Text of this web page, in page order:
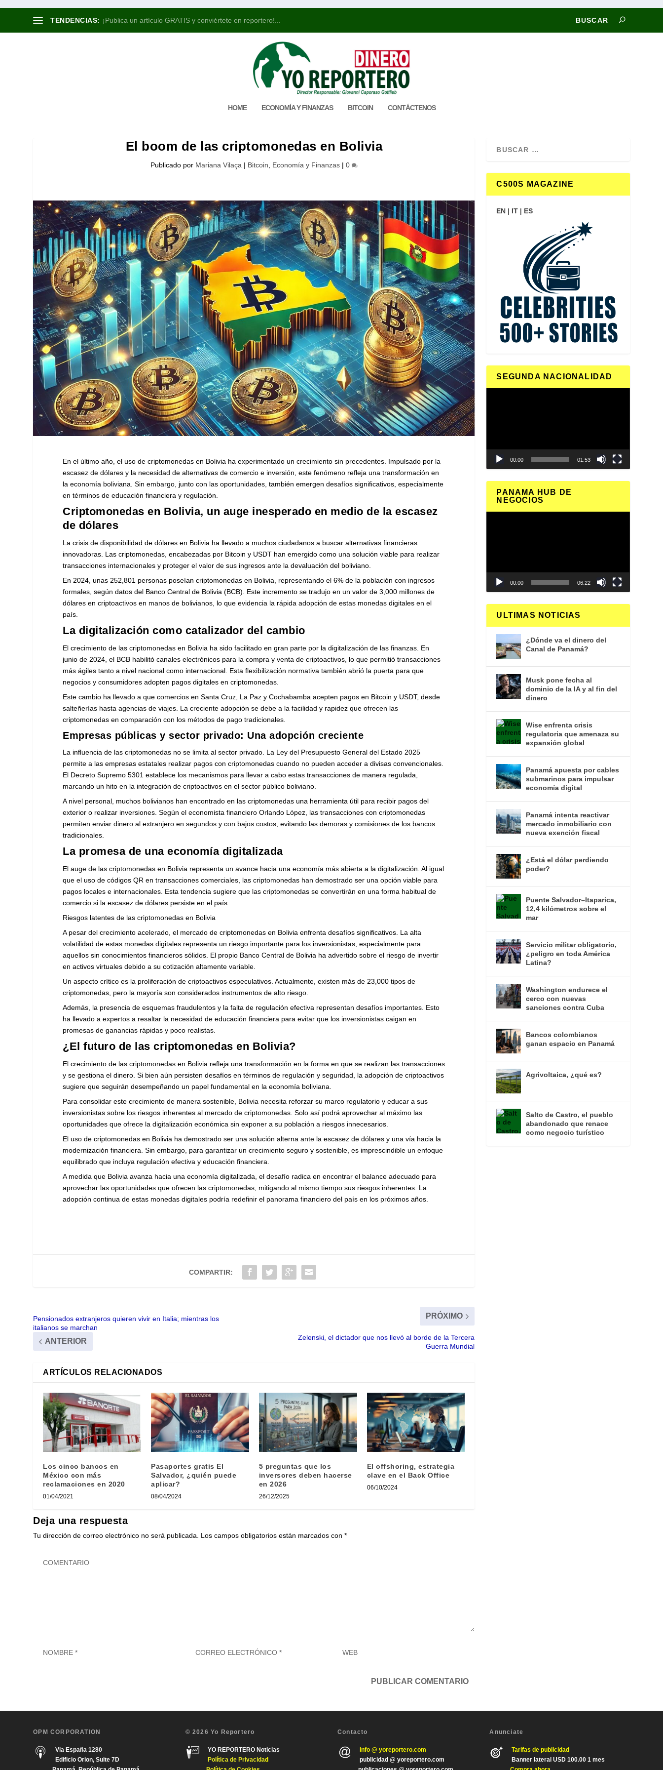
TENDENCIAS: ¡Publica un artículo GRATIS y conviértete en reportero!...
HOME ECONOMÍA Y FINANZAS BITCOIN CONTÁCTENOS
El boom de las criptomonedas en Bolivia
Publicado por Mariana Vilaça | Bitcoin Economía y Finanzas| 0
En el último año, el uso de criptomonedas en Bolivia ha experimentado un crecimiento sin precedentes. Impulsado por la
escasez de dólares y la necesidad de alternativas de comercio e inversión, este fenómeno refleja una transformación en
la economía boliviana. Sin embargo, junto con las oportunidades, también emergen desafíos significativos, especialmente
en términos de educación financiera y regulación.
Criptomonedas en Bolivia, un auge inesperado en medio de la escasez
de dólares
La crisis de disponibilidad de dólares en Bolivia ha llevado a muchos ciudadanos a buscar alternativas financieras
innovadoras. Las criptomonedas, encabezadas por Bitcoin y USDT han emergido como una solución viable para realizar
transacciones internacionales y proteger el valor de sus ingresos ante la devaluación del boliviano.
En 2024, unas 252,801 personas poseían criptomonedas en Bolivia, representando el 6% de la población con ingresos
formales, según datos del Banco Central de Bolivia (BCB). Este incremento se tradujo en un valor de 3,000 millones de
dólares en criptoactivos en manos de bolivianos, lo que evidencia la rápida adopción de estas monedas digitales en el
país.
La digitalización como catalizador del cambio
El crecimiento de las criptomonedas en Bolivia ha sido facilitado en gran parte por la digitalización de las finanzas. En
junio de 2024, el BCB habilitó canales electrónicos para la compra y venta de criptoactivos, lo que permitió transacciones
más ágiles tanto a nivel nacional como internacional. Esta flexibilización normativa también abrió la puerta para que
negocios y consumidores adopten pagos digitales en criptomonedas.
Este cambio ha llevado a que comercios en Santa Cruz, La Paz y Cochabamba acepten pagos en Bitcoin y USDT, desde
salteñerías hasta agencias de viajes. La creciente adopción se debe a la facilidad y rapidez que ofrecen las
criptomonedas en comparación con los métodos de pago tradicionales.
Empresas públicas y sector privado: Una adopción creciente
La influencia de las criptomonedas no se limita al sector privado. La Ley del Presupuesto General del Estado 2025
permite a las empresas estatales realizar pagos con criptomonedas cuando no pueden acceder a divisas convencionales.
El Decreto Supremo 5301 establece los mecanismos para llevar a cabo estas transacciones de manera regulada,
marcando un hito en la integración de criptoactivos en el sector público boliviano.
A nivel personal, muchos bolivianos han encontrado en las criptomonedas una herramienta útil para recibir pagos del
exterior o realizar inversiones. Según el economista financiero Orlando López, las transacciones con criptomonedas
permiten enviar dinero al extranjero en segundos y con bajos costos, evitando las demoras y comisiones de los bancos
tradicionales.
La promesa de una economía digitalizada
El auge de las criptomonedas en Bolivia representa un avance hacia una economía más abierta a la digitalización. Al igual
que el uso de códigos QR en transacciones comerciales, las criptomonedas han demostrado ser una opción viable para
pagos locales e internacionales. Esta tendencia sugiere que las criptomonedas se convertirán en una forma habitual de
comercio si la escasez de dólares persiste en el país.
Riesgos latentes de las criptomonedas en Bolivia
A pesar del crecimiento acelerado, el mercado de criptomonedas en Bolivia enfrenta desafíos significativos. La alta
volatilidad de estas monedas digitales representa un riesgo importante para los inversionistas, especialmente para
aquellos sin conocimientos financieros sólidos. El propio Banco Central de Bolivia ha advertido sobre el riesgo de invertir
en activos virtuales debido a su cotización altamente variable.
Un aspecto crítico es la proliferación de criptoactivos especulativos. Actualmente, existen más de 23,000 tipos de
criptomonedas, pero la mayoría son considerados instrumentos de alto riesgo.
Además, la presencia de esquemas fraudulentos y la falta de regulación efectiva representan desafíos importantes. Esto
ha llevado a expertos a resaltar la necesidad de educación financiera para evitar que los inversionistas caigan en
promesas de ganancias rápidas y poco realistas.
¿El futuro de las criptomonedas en Bolivia?
El crecimiento de las criptomonedas en Bolivia refleja una transformación en la forma en que se realizan las transacciones
y se gestiona el dinero. Si bien aún persisten desafíos en términos de regulación y seguridad, la adopción de criptoactivos
sugiere que seguirán desempeñando un papel fundamental en la economía boliviana.
Para consolidar este crecimiento de manera sostenible, Bolivia necesita reforzar su marco regulatorio y educar a sus
inversionistas sobre los riesgos inherentes al mercado de criptomonedas. Solo así podrá aprovechar al máximo las
oportunidades que ofrece la digitalización económica sin exponer a su población a riesgos innecesarios.
El uso de criptomonedas en Bolivia ha demostrado ser una solución alterna ante la escasez de dólares y una vía hacia la
modernización financiera. Sin embargo, para garantizar un crecimiento seguro y sostenible, es imprescindible un enfoque
equilibrado que incluya regulación efectiva y educación financiera.
A medida que Bolivia avanza hacia una economía digitalizada, el desafío radica en encontrar el balance adecuado para
aprovechar las oportunidades que ofrecen las criptomonedas, mitigando al mismo tiempo sus riesgos inherentes. La
adopción continua de estas monedas digitales podría redefinir el panorama financiero del país en los próximos años.
COMPARTIR:
Pensionados extranjeros quieren vivir en Italia; mientras los
italianos se marchan
ANTERIOR
PRÓXIMO
Zelenski, el dictador que nos llevó al borde de la Tercera
Guerra Mundial
ARTÍCULOS RELACIONADOS
Los cinco bancos en
México con más
reclamaciones en 2020
01/04/2021
Pasaportes gratis El
Salvador, ¿quién puede
aplicar?
08/04/2024
5 preguntas que los
inversores deben hacerse
en 2026
26/12/2025
El offshoring, estrategia
clave en el Back Office
06/10/2024
Deja una respuesta
Tu dirección de correo electrónico no será publicada. Los campos obligatorios están marcados con*
C500S MAGAZINE
EN | IT | ES
SEGUNDA NACIONALIDAD
00:00 01:53
PANAMA HUB DE
NEGOCIOS
00:00 06:22
ULTIMAS NOTICIAS
¿Dónde va el dinero del
Canal de Panamá?
Musk pone fecha al
dominio de la IA y al fin del
dinero
Wise enfrenta crisis
regulatoria que amenaza su
expansión global
Panamá apuesta por cables
submarinos para impulsar
economía digital
Panamá intenta reactivar
mercado inmobiliario con
nueva exención fiscal
¿Está el dólar perdiendo
poder?
Puente Salvador–Itaparica,
12,4 kilómetros sobre el
mar
Servicio militar obligatorio,
¿peligro en toda América
Latina?
Washington endurece el
cerco con nuevas
sanciones contra Cuba
Bancos colombianos
ganan espacio en Panamá
Agrivoltaica, ¿qué es?
Salto de Castro, el pueblo
abandonado que renace
como negocio turístico
OPM CORPORATION
Via España 1280
Edificio Orion, Suite 7D
© 2026 Yo Reportero
YO REPORTERO Noticias
Política de Privacidad
Contacto
info @ yoreportero.com
publicidad @ yoreportero.com
Anunciate
Tarifas de publicidad
Banner lateral USD 100.00 1 mes